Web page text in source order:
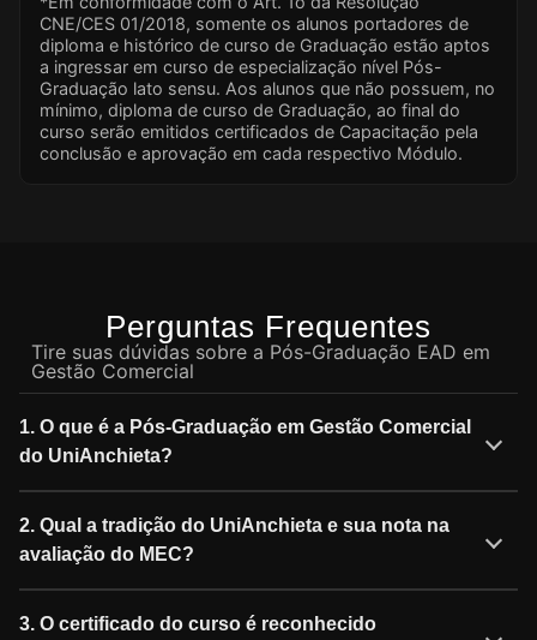
CNE/CES 01/2018, somente os alunos portadores de
diploma e histórico de curso de Graduação estão aptos
a ingressar em curso de especialização nível Pós-
Graduação lato sensu. Aos alunos que não possuem, no
mínimo, diploma de curso de Graduação, ao final do
curso serão emitidos certificados de Capacitação pela
conclusão e aprovação em cada respectivo Módulo.
Perguntas Frequentes
Tire suas dúvidas sobre a Pós-Graduação EAD em
Gestão Comercial
1. O que é a Pós-Graduação em Gestão Comercial
do UniAnchieta?
2. Qual a tradição do UniAnchieta e sua nota na
avaliação do MEC?
3. O certificado do curso é reconhecido